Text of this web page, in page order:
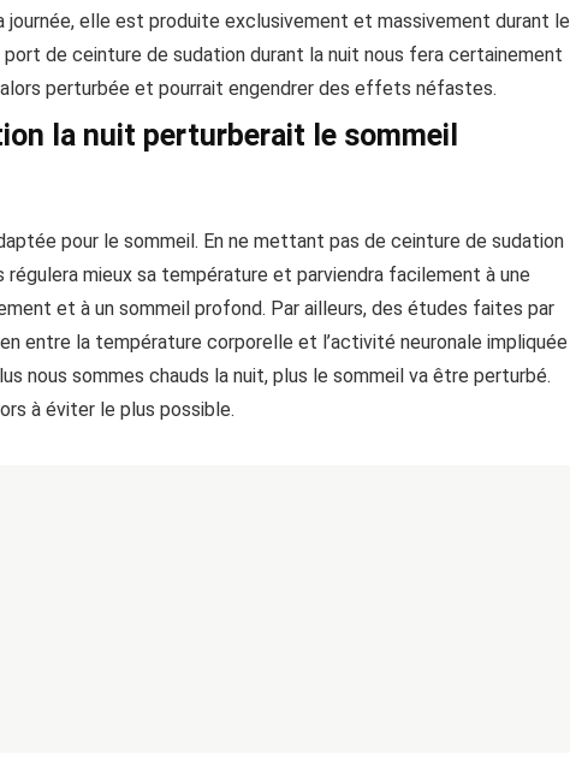
elle est produite exclusivement et massivement durant le
de ceinture de sudation durant la nuit nous fera certainement
perturbée et pourrait engendrer des effets néfastes.
la nuit perturberait le sommeil
pour le sommeil. En ne mettant pas de ceinture de sudation
mieux sa température et parviendra facilement à une
et à un sommeil profond. Par ailleurs, des études faites par
entre la température corporelle et l’activité neuronale impliquée
nous sommes chauds la nuit, plus le sommeil va être perturbé.
à éviter le plus possible.